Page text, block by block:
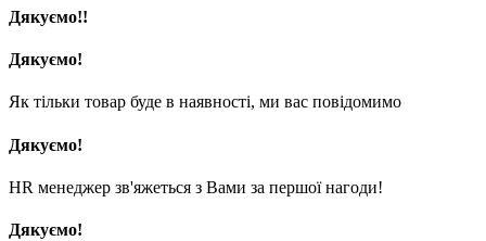
Дякуємо!!
Дякуємо!
Як тільки товар буде в наявності, ми вас повідомимо
Дякуємо!
HR менеджер зв'яжеться з Вами за першої нагоди!
Дякуємо!